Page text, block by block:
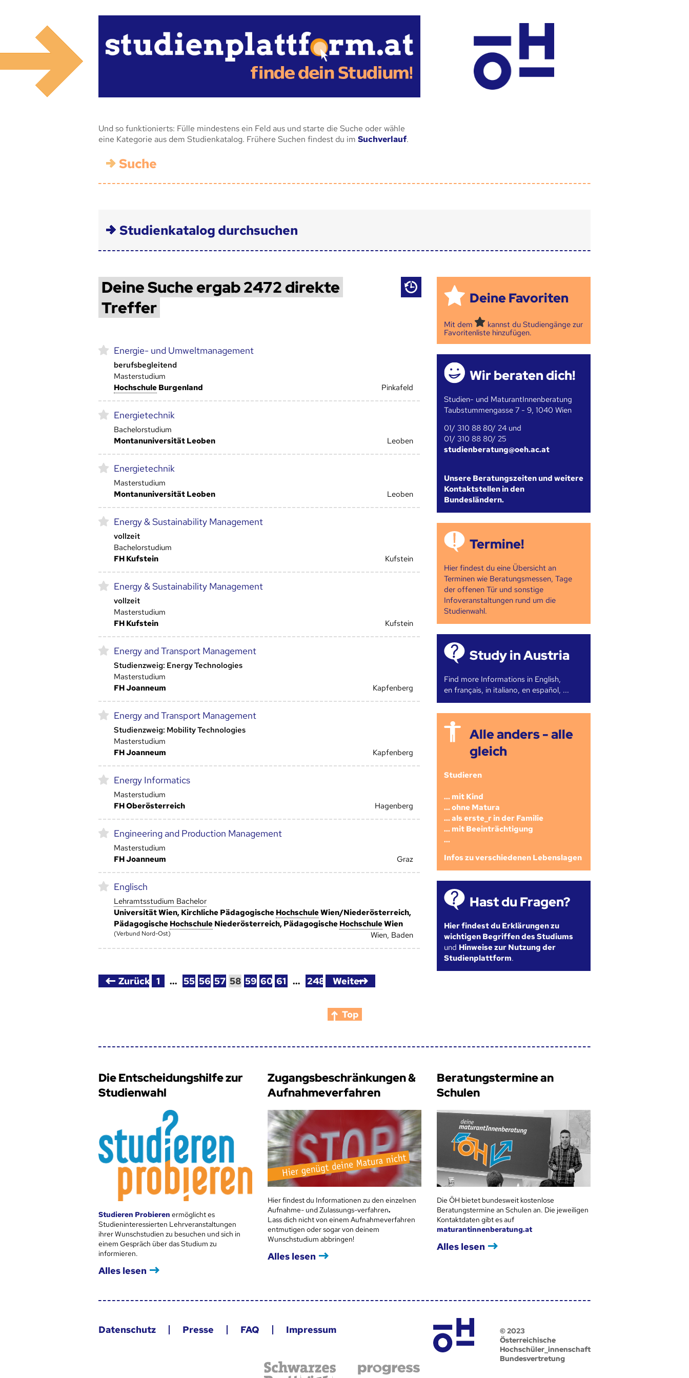
Und so funktionierts: Fülle mindestens ein Feld aus und starte die Suche oder wähle
eine Kategorie aus dem Studienkatalog. Frühere Suchen findest du im Suchverlauf.
Suche
Studienkatalog durchsuchen
Deine Suche ergab 2472 direkte
Treffer
Energie- und Umweltmanagement
berufsbegleitend
Masterstudium
Hoch­schuleBurgenland Pinkafeld
Energietechnik
Bachelorstudium
Montanuniversität Leoben
Leoben
Energietechnik
Masterstudium
Montanuniversität Leoben
Leoben
Energy & Sustainability Management
vollzeit
Bachelorstudium
FH Kufstein
Kufstein
Energy & Sustainability Management
vollzeit
Masterstudium
FH Kufstein
Kufstein
Energy and Transport Management
Studienzweig: Energy Technologies
Masterstudium
FH Joanneum
Kapfenberg
Energy and Transport Management
Studienzweig: Mobility Technologies
Masterstudium
FH Joanneum
Kapfenberg
Energy Informatics
Masterstudium
FH Oberösterreich
Hagenberg
Engineering and Production Management
Masterstudium
FH Joanneum
Graz
Englisch
Lehramtsstudium Bachelor
Universität Wien, Kirchliche Pädagogische Hoch­schuleWien/Niederösterreich,
Pädagogische Hoch­schuleNiederösterreich, Pädagogische Hoch­schuleWien
(Verbund Nord-Ost) Wien, Baden
Zurück 1 … 55 56 57 58 59 60 61 … 248 Weiter
Deine Favoriten
Mit dem
kannst du Studiengänge zur
Favoritenliste hinzufügen.
Wir beraten dich!
Studien- und MaturantInnenberatung
Taubstummengasse 7 - 9, 1040 Wien
01/ 310 88 80/ 24 und
01/ 310 88 80/ 25
studienberatung@oeh.ac.at
Unsere Beratungszeiten und weitere
Kontaktstellen in den
Bundesländern.
Termine!
Hier findest du eine Übersicht an
Terminen wie Beratungsmessen, Tage
der offenen Tür und sonstige
Infoveranstaltungen rund um die
Studienwahl.
Study in Austria
Find more Informations in English,
en français, in italiano, en español, ...
Alle anders - alle
gleich
Studieren
... mit Kind
... ohne Matura
... als erste_r in der Familie
... mit Beeinträchtigung
...
Infos zu verschiedenen Lebenslagen
Hast du Fragen?
Hier findest du Erklärungen zu
wichtigen Begriffen des Studiums
und Hinweise zur Nutzung der
Studienplattform.
Top
Die Entscheidungshilfe zur
Studienwahl
Studieren Probieren ermöglicht es
Studieninteressierten Lehrveranstaltungen
ihrer Wunschstudien zu besuchen und sich in
einem Gespräch über das Studium zu
informieren.
Alles lesen
Zugangsbeschränkungen &
Aufnahmeverfahren
Hier findest du Informationen zu den einzelnen
Aufnahme- und Zulassungs-verfahren.
Lass dich nicht von einem Aufnahmeverfahren
entmutigen oder sogar von deinem
Wunschstudium abbringen!
Alles lesen
Beratungstermine an
Schulen
Die ÖH bietet bundesweit kostenlose
Beratungstermine an Schulen an. Die jeweiligen
Kontaktdaten gibt es auf
maturantinnenberatung.at
Alles lesen
Datenschutz Presse FAQ Impressum
© 2023
Österreichische
Hochschüler_innenschaft
Bundesvertretung